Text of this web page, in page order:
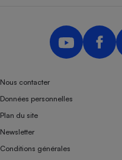
Nous contacter
Données personnelles
Plan du site
Newsletter
Conditions générales